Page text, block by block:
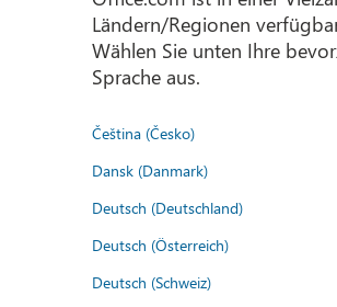
Ländern/Regionen
Wählen Sie unten Ihre
Sprache aus.
Čeština (Česko)
Dansk (Danmark)
Deutsch (Deutschland)
Deutsch (Österreich)
Deutsch (Schweiz)